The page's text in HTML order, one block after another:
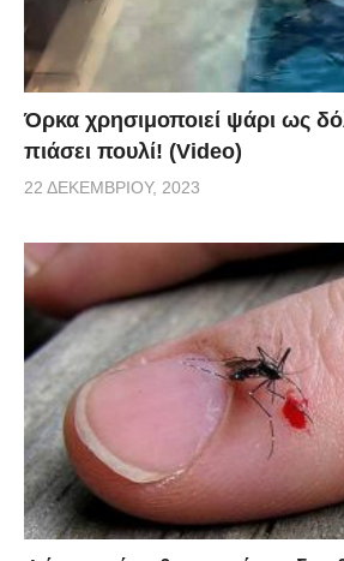
Όρκα χρησιμοποιεί ψάρι ως
πιάσει πουλί! (Video)
22 ΔΕΚΕΜΒΡΊΟΥ, 2023